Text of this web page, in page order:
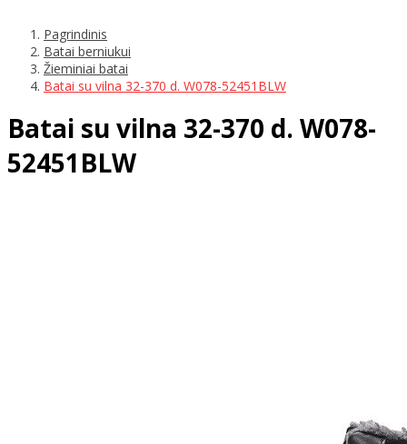
Pagrindinis
Batai berniukui
Žieminiai batai
Batai su vilna 32-370 d. W078-52451BLW
Batai su vilna 32-370 d. W078-
52451BLW